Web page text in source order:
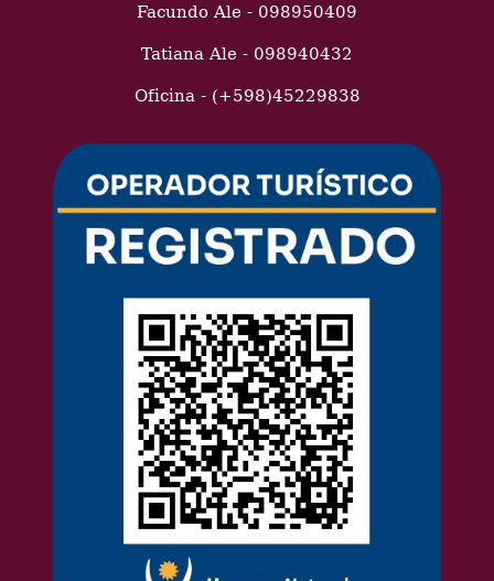
Facundo Ale - 098950409
Tatiana Ale - 098940432
Oficina - (+598)45229838